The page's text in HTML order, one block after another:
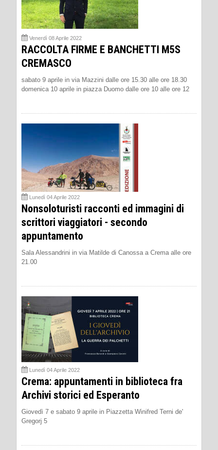
Venerdì 08 Aprile 2022
RACCOLTA FIRME E BANCHETTI M5S
CREMASCO
sabato 9 aprile in via Mazzini dalle ore 15.30 alle ore 18.30
domenica 10 aprile in piazza Duomo dalle ore 10 alle ore 12
Lunedì 04 Aprile 2022
Nonsoloturisti racconti ed immagini di
scrittori viaggiatori - secondo
appuntamento
Sala Alessandrini in via Matilde di Canossa a Crema alle ore
21.00
Lunedì 04 Aprile 2022
Crema: appuntamenti in biblioteca fra
Archivi storici ed Esperanto
Giovedì 7 e sabato 9 aprile in Piazzetta Winifred Terni de'
Gregorj 5